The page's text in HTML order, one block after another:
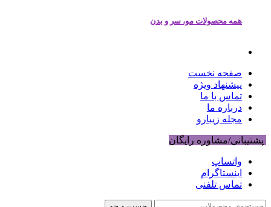
همه محصولات مو، سر و بدن
صفحه نخست
پیشنهاد ویژه
تماس با ما
درباره ما
مجله زیبارو
پشتیبانی/مشاوره رایگان
واتساپ
اینستاگرام
تماس تلفنی